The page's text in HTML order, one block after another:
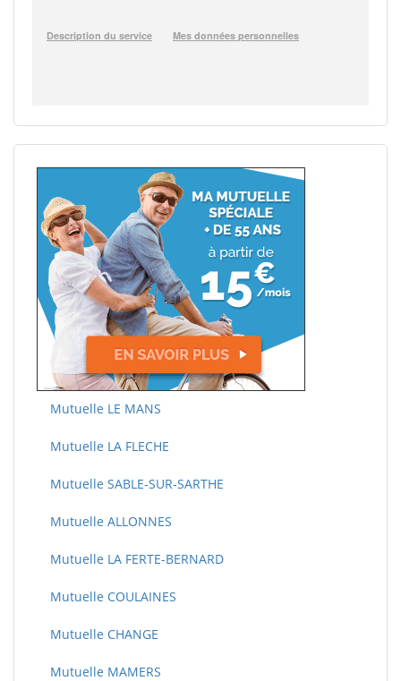
Mutuelle LE MANS
Mutuelle LA FLECHE
Mutuelle SABLE-SUR-SARTHE
Mutuelle ALLONNES
Mutuelle LA FERTE-BERNARD
Mutuelle COULAINES
Mutuelle CHANGE
Mutuelle MAMERS